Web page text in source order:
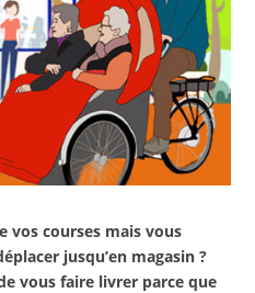
vos courses mais vous
jusqu’en magasin ?
vous faire livrer parce que